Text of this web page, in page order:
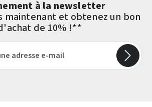
à la newsletter
maintenant et obtenez un bon
de 10% !**